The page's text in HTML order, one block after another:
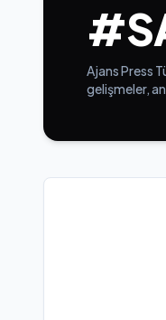
Ajans Press
gelişmeler,